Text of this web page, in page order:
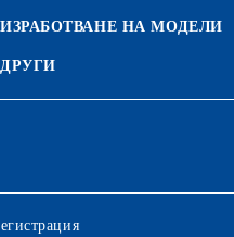
ИЗРАБОТВАНЕ НА МОДЕЛИ
ДРУГИ